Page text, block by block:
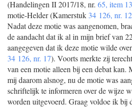
(Handelingen II 2017/18, nr. 65, item 13
motie-Helder (Kamerstuk 34 126, nr. 12
Nadat deze motie was aangenomen,
de aandacht dat ik al in mijn brief van
aangegeven dat ik deze motie wilde
34 126, nr. 17). Voorts merkte zij
van een motie alleen bij een debat
mij daarom alsnog, nu de motie was
schriftelijk te informeren over de wijze
worden uitgevoerd. Graag voldoe ik bij